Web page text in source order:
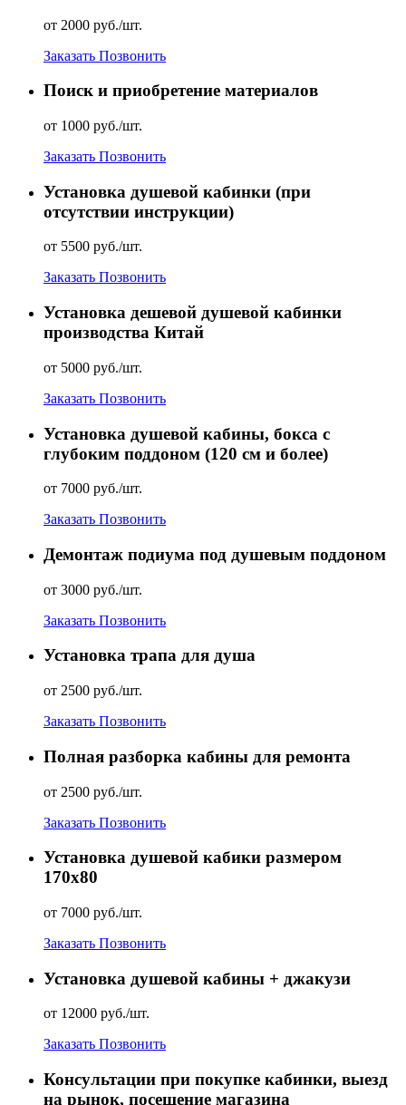
от 2000 руб./шт.
Заказать Позвонить
Поиск и приобретение материалов
от 1000 руб./шт.
Заказать Позвонить
Установка душевой кабинки (при
отсутствии инструкции)
от 5500 руб./шт.
Заказать Позвонить
Установка дешевой душевой кабинки
производства Китай
от 5000 руб./шт.
Заказать Позвонить
Установка душевой кабины, бокса с
глубоким поддоном (120 см и более)
от 7000 руб./шт.
Заказать Позвонить
Демонтаж подиума под душевым поддоном
от 3000 руб./шт.
Заказать Позвонить
Установка трапа для душа
от 2500 руб./шт.
Заказать Позвонить
Полная разборка кабины для ремонта
от 2500 руб./шт.
Заказать Позвонить
Установка душевой кабики размером
170х80
от 7000 руб./шт.
Заказать Позвонить
Установка душевой кабины + джакузи
от 12000 руб./шт.
Заказать Позвонить
Консультации при покупке кабинки, выезд
на рынок, посещение магазина